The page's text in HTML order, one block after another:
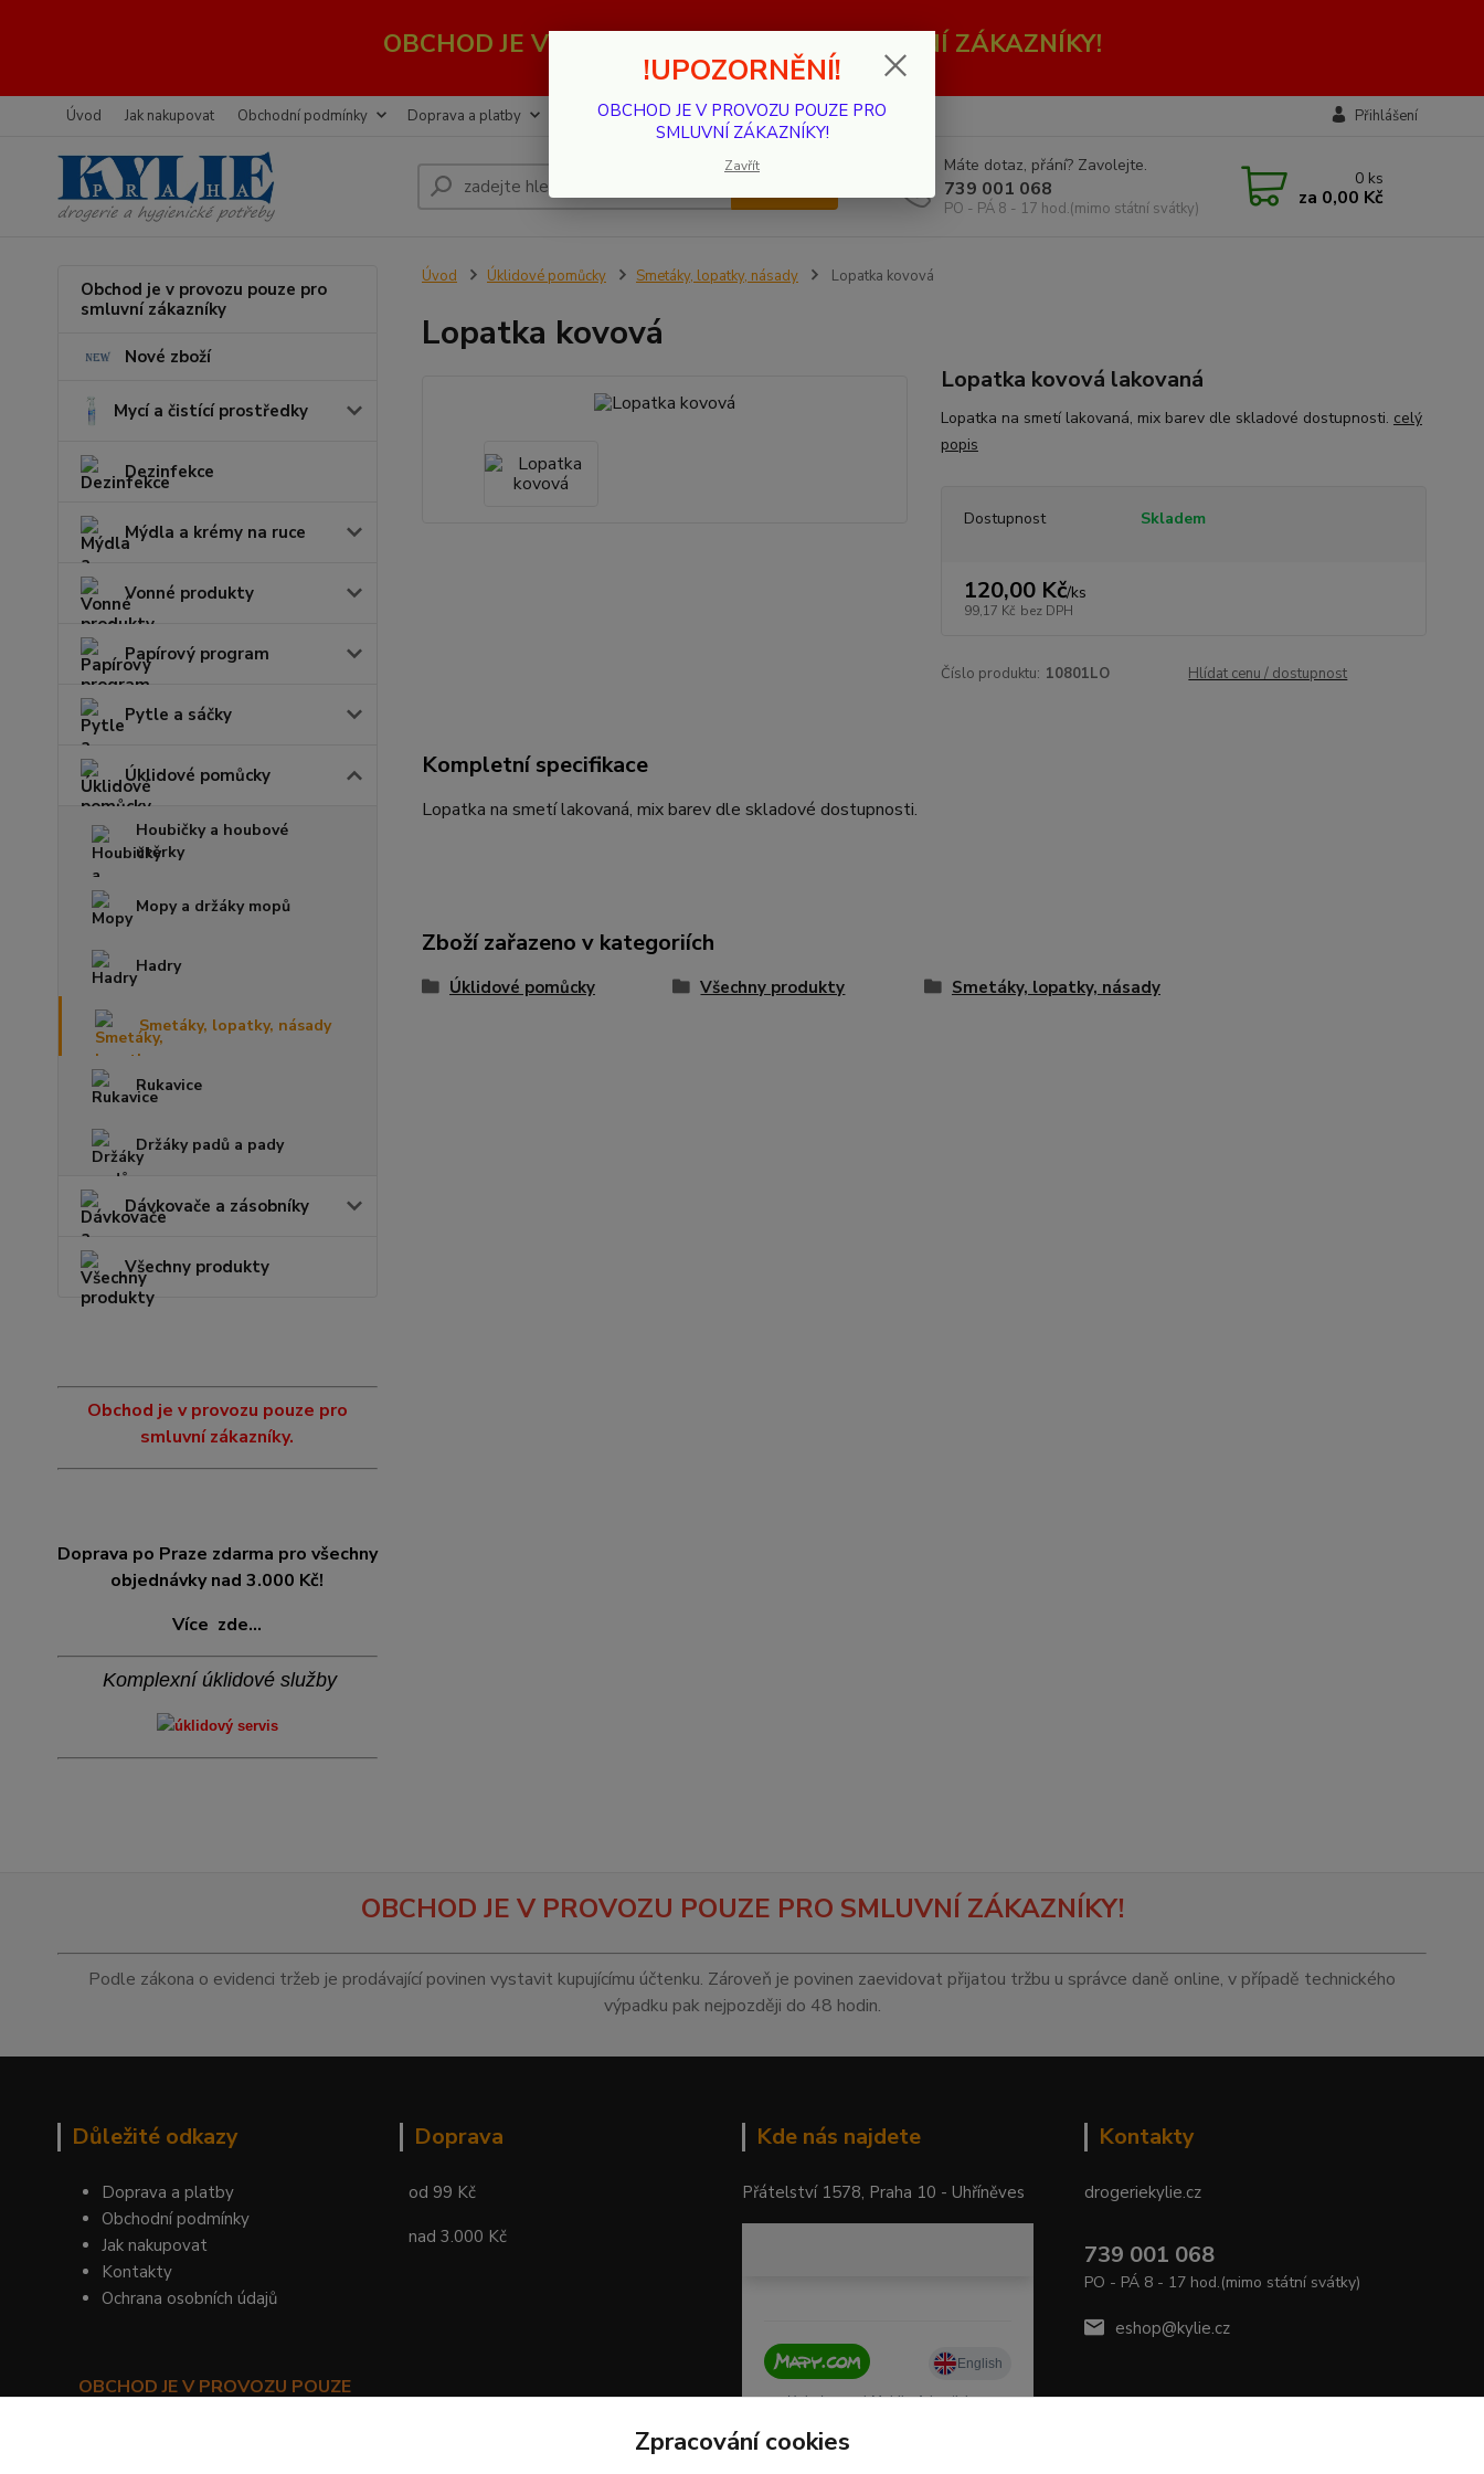
OBCHOD JE V PROVOZU POUZE PRO SMLUVNÍ ZÁKAZNÍKY!
Úvod Jak nakupovat Obchodní podmínky Doprava a platby Kontakty Přihlášení
Máte dotaz, přání? Zavolejte.
739 001 068
PO - PÁ 8 - 17 hod.(mimo státní svátky)
0 ks
za 0,00 Kč
Obchod je v provozu pouze pro
smluvní zákazníky
Nové zboží
Mycí a čistící prostředky
Dezinfekce
Mýdla a krémy na ruce
Vonné produkty
Papírový program
Pytle a sáčky
Úklidové pomůcky
Houbičky a houbové
utěrky
Mopy a držáky mopů
Hadry
Smetáky, lopatky, násady
Rukavice
Držáky padů a pady
Dávkovače a zásobníky
Všechny produkty
Obchod je v provozu pouze pro
smluvní zákazníky.
Doprava po Praze zdarma pro všechny
objednávky nad 3.000 Kč!
Více zde...
Komplexní úklidové služby
Úvod Úklidové pomůcky Smetáky, lopatky, násady Lopatka kovová
Lopatka kovová
Lopatka kovová lakovaná
Lopatka na smetí lakovaná, mix barev dle skladové dostupnosti. celý
popis
Dostupnost Skladem
120,00 Kč/ks
99,17 Kč bez DPH
Číslo produktu: 10801LO Hlídat cenu / dostupnost
Kompletní specifikace
Lopatka na smetí lakovaná, mix barev dle skladové dostupnosti.
Zboží zařazeno v kategoriích
Úklidové pomůcky Všechny produkty Smetáky, lopatky, násady
OBCHOD JE V PROVOZU POUZE PRO SMLUVNÍ ZÁKAZNÍKY!
Podle zákona o evidenci tržeb je prodávající povinen vystavit kupujícímu účtenku. Zároveň je povinen zaevidovat přijatou tržbu u správce daně online, v případě technického
výpadku pak nejpozději do 48 hodin.
Důležité odkazy
Doprava a platby
Obchodní podmínky
Jak nakupovat
Kontakty
Ochrana osobních údajů
OBCHOD JE V PROVOZU POUZE
Doprava
od 99 Kč
nad 3.000 Kč
Kde nás najdete
Přátelství 1578, Praha 10 - Uhříněves
Kontakty
drogeriekylie.cz
739 001 068
PO - PÁ 8 - 17 hod.(mimo státní svátky)
eshop@kylie.cz
!UPOZORNĚNÍ!
OBCHOD JE V PROVOZU POUZE PRO
SMLUVNÍ ZÁKAZNÍKY!
Zavřít
Zpracování cookies